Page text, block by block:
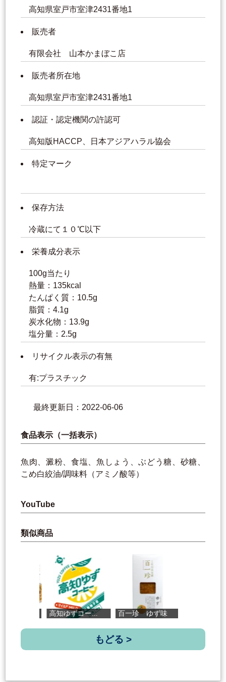
高知県室戸市室津2431番地1
販売者
有限会社 山本かまぼこ店
販売者所在地
高知県室戸市室津2431番地1
認証・認定機関の許認可
高知版HACCP、日本アジアハラル協会
特定マーク
保存方法
冷蔵にて１０℃以下
栄養成分表示
100g当たり
熱量：135kcal
たんぱく質：10.5g
脂質：4.1g
炭水化物：13.9g
塩分量：2.5g
リサイクル表示の有無
有:プラスチック
最終更新日：2022-06-06
食品表示（一括表示）
魚肉、澱粉、食塩、魚しょう、ぶどう糖、砂糖、
こめ白絞油/調味料（アミノ酸等）
YouTube
類似商品
高知ゆずコー... 百一珍 ゆず味 老舗魚商ノポ...
もどる >